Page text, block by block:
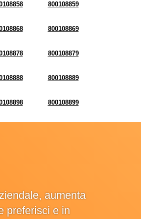
800108859
800108869
800108879
800108889
800108899
aumenta
preferisci e in